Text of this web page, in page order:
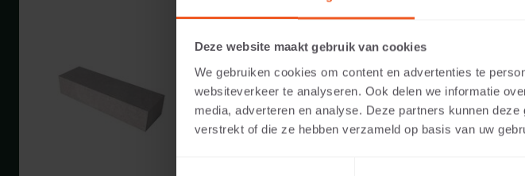
Deze website maakt gebruik van cookies
We gebruiken cookies om content en advertenties te
websiteverkeer te analyseren. Ook delen we informatie
media, adverteren en analyse. Deze partners kunnen
verstrekt of die ze hebben verzameld op basis van uw
40 CM DICKE
Verfügbare Farben:
Anwendbar auf: